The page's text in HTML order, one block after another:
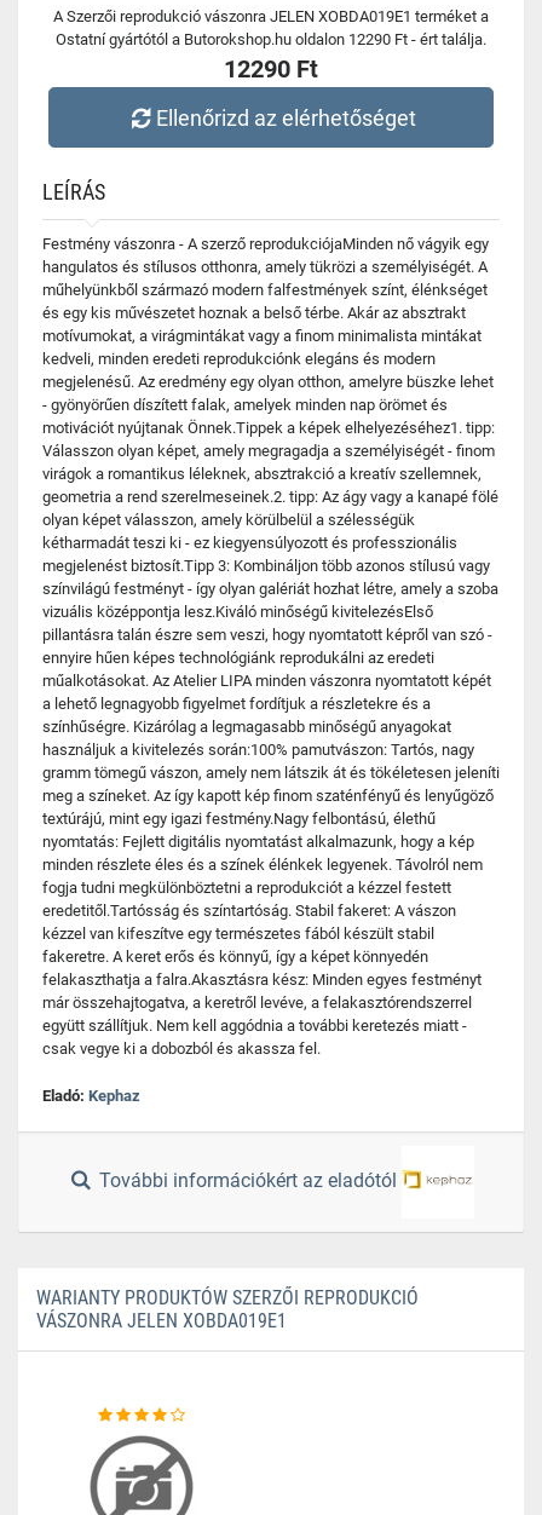
A Szerzői reprodukció vászonra JELEN XOBDA019E1 terméket a
Ostatní gyártótól a Butorokshop.hu oldalon 12290 Ft - ért találja.
12290 Ft
Ellenőrizd az elérhetőséget
LEÍRÁS
Festmény vászonra - A szerző reprodukciójaMinden nő vágyik egy
hangulatos és stílusos otthonra, amely tükrözi a személyiségét. A
műhelyünkből származó modern falfestmények színt, élénkséget
és egy kis művészetet hoznak a belső térbe. Akár az absztrakt
motívumokat, a virágmintákat vagy a finom minimalista mintákat
kedveli, minden eredeti reprodukciónk elegáns és modern
megjelenésű. Az eredmény egy olyan otthon, amelyre büszke lehet
- gyönyörűen díszített falak, amelyek minden nap örömet és
motivációt nyújtanak Önnek.Tippek a képek elhelyezéséhez1. tipp:
Válasszon olyan képet, amely megragadja a személyiségét - finom
virágok a romantikus léleknek, absztrakció a kreatív szellemnek,
geometria a rend szerelmeseinek.2. tipp: Az ágy vagy a kanapé fölé
olyan képet válasszon, amely körülbelül a szélességük
kétharmadát teszi ki - ez kiegyensúlyozott és professzionális
megjelenést biztosít.Tipp 3: Kombináljon több azonos stílusú vagy
színvilágú festményt - így olyan galériát hozhat létre, amely a szoba
vizuális középpontja lesz.Kiváló minőségű kivitelezésElső
pillantásra talán észre sem veszi, hogy nyomtatott képről van szó -
ennyire hűen képes technológiánk reprodukálni az eredeti
műalkotásokat. Az Atelier LIPA minden vászonra nyomtatott képét
a lehető legnagyobb figyelmet fordítjuk a részletekre és a
színhűségre. Kizárólag a legmagasabb minőségű anyagokat
használjuk a kivitelezés során:100% pamutvászon: Tartós, nagy
gramm tömegű vászon, amely nem látszik át és tökéletesen jeleníti
meg a színeket. Az így kapott kép finom szaténfényű és lenyűgöző
textúrájú, mint egy igazi festmény.Nagy felbontású, élethű
nyomtatás: Fejlett digitális nyomtatást alkalmazunk, hogy a kép
minden részlete éles és a színek élénkek legyenek. Távolról nem
fogja tudni megkülönböztetni a reprodukciót a kézzel festett
eredetitől.Tartósság és színtartóság. Stabil fakeret: A vászon
kézzel van kifeszítve egy természetes fából készült stabil
fakeretre. A keret erős és könnyű, így a képet könnyedén
felakaszthatja a falra.Akasztásra kész: Minden egyes festményt
már összehajtogatva, a keretről levéve, a felakasztórendszerrel
együtt szállítjuk. Nem kell aggódnia a további keretezés miatt -
csak vegye ki a dobozból és akassza fel.
Eladó: Kephaz
További információkért az eladótól
WARIANTY PRODUKTÓW SZERZŐI REPRODUKCIÓ
VÁSZONRA JELEN XOBDA019E1